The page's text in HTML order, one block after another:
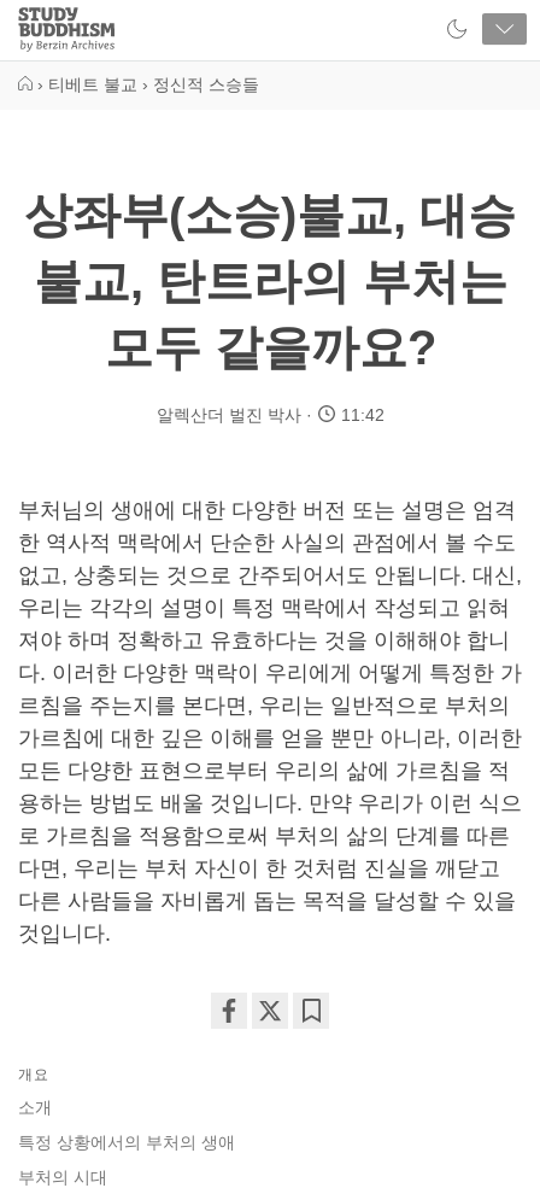
Close
Study
Buddhism
› 티베트 불교 › 정신적 스승들
상좌부(소승)불교, 대승
불교, 탄트라의 부처는
모두 같을까요?
알렉산더 벌진 박사 11:42
부처님의 생애에 대한 다양한 버전 또는 설명은 엄격
한 역사적 맥락에서 단순한 사실의 관점에서 볼 수도
없고, 상충되는 것으로 간주되어서도 안됩니다. 대신,
우리는 각각의 설명이 특정 맥락에서 작성되고 읽혀
져야 하며 정확하고 유효하다는 것을 이해해야 합니
다. 이러한 다양한 맥락이 우리에게 어떻게 특정한 가
르침을 주는지를 본다면, 우리는 일반적으로 부처의
가르침에 대한 깊은 이해를 얻을 뿐만 아니라, 이러한
모든 다양한 표현으로부터 우리의 삶에 가르침을 적
용하는 방법도 배울 것입니다. 만약 우리가 이런 식으
로 가르침을 적용함으로써 부처의 삶의 단계를 따른
다면, 우리는 부처 자신이 한 것처럼 진실을 깨닫고
다른 사람들을 자비롭게 돕는 목적을 달성할 수 있을
것입니다.
개요
소개
특정 상황에서의 부처의 생애
부처의 시대